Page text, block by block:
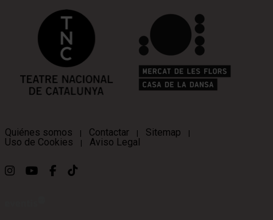
Quiénes somos | Contactar | Sitemap |
Uso de Cookies | Aviso Legal
Link a instagram
Link a youtube
Link a facebook
Link a ticktok